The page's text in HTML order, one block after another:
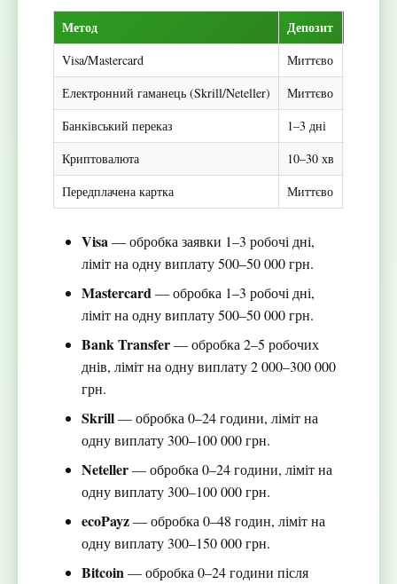
Метод Депозит
Visa/Mastercard Миттєво
Електронний гаманець (Skrill/Neteller)
Миттєво
Банківський переказ
1–3 дні
Криптовалюта
10–30 хв
Передплачена картка
Миттєво
Visa— обробка заявки 1–3 робочі дні,
ліміт на одну виплату 500–50 000 грн.
Mastercard— обробка 1–3 робочі дні,
ліміт на одну виплату 500–50 000 грн.
Bank Transfer— обробка 2–5 робочих
днів, ліміт на одну виплату 2 000–300 000
грн.
Skrill— обробка 0–24 години, ліміт на
одну виплату 300–100 000 грн.
Neteller— обробка 0–24 години, ліміт на
одну виплату 300–100 000 грн.
ecoPayz— обробка 0–48 годин, ліміт на
одну виплату 300–150 000 грн.
Bitcoin— обробка 0–24 години після